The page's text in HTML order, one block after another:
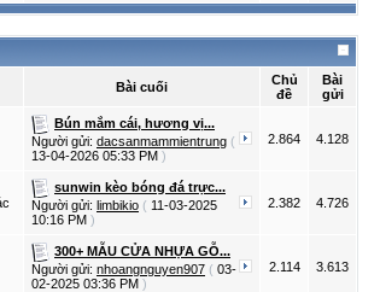
Bài cuối
Chủ
đề
Bài
gửi
Bún mắm cái, hương vị...
Người gửi: dacsanmammientrung (
13-04-2026 05:33 PM )
2.864 4.128
sunwin kèo bóng đá trực...
Người gửi: limbikio ( 11-03-2025
10:16 PM )
2.382 4.726
300+ MẪU CỬA NHỰA GỖ...
Người gửi: nhoangnguyen907 ( 03-
02-2025 03:36 PM )
2.114 3.613